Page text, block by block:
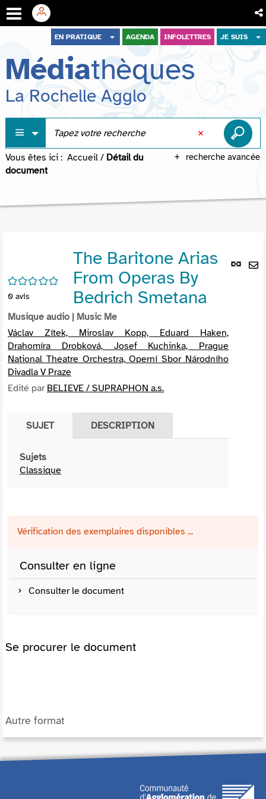
menu
contenu
recherche
EN PRATIQUE AGENDA INFOLETTRES JE SUIS
Médiathèques
La Rochelle Agglo
recherche avancée
Vous êtes ici : Accueil / Détail du
document
Lien
/5
0 avis
The Baritone Arias
From Operas By
Bedrich Smetana
Musique audio | Music Me
Václav Zítek, Miroslav Kopp, Eduard Haken,
Drahomíra Drobková, Josef Kuchinka, Prague
National Theatre Orchestra, Operní Sbor Národního
Divadla V Praze
Edité par BELIEVE / SUPRAPHON a.s.
SUJET DESCRIPTION
Sujets
Classique
Vérification des exemplaires disponibles ...
Consulter en ligne
Consulter le document
Se procurer le document
Autre format